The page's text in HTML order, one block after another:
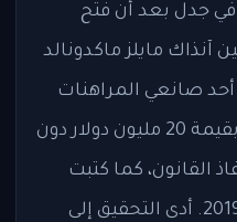
في جدل بعد أن فتح
آنذاك مايلز ماكدونالد
في ديسمبر 1949 مع أحد صانعي المراهنات
الذي كان يدير عملية مراهنة بقيمة 20 مليون دولار دون
القانون، كما كتبت
مجلة سميثسونيان في عام 2019. أدى التحقيق إلى